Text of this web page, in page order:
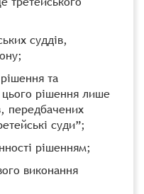
суддів,
та
рішення лише
передбачених
суди”;
рішенням;
виконання